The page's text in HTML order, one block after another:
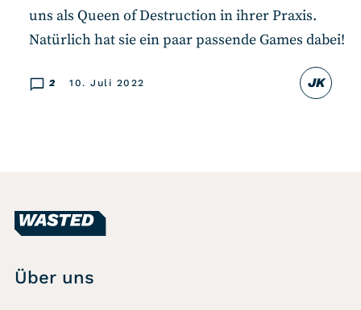
JK
2 10. Juli 2022
uns als Queen of Destruction in ihrer Praxis.
Natürlich hat sie ein paar passende Games dabei!
Über uns